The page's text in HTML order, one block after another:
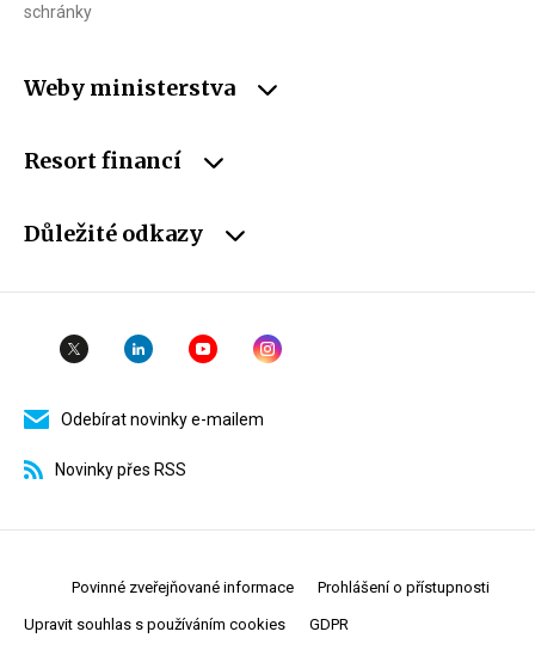
schránky
Weby ministerstva
Resort financí
Důležité odkazy
Odebírat novinky e-mailem
Novinky přes RSS
Povinné zveřejňované informace Prohlášení o přístupnosti
Upravit souhlas s používáním cookies GDPR